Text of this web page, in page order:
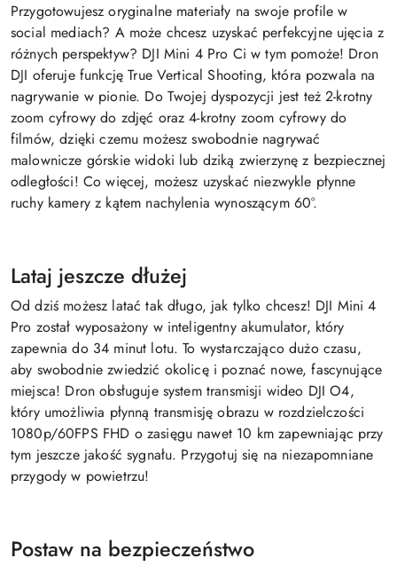
Przygotowujesz oryginalne materiały na swoje profile w
social mediach? A może chcesz uzyskać perfekcyjne ujęcia z
różnych perspektyw? DJI Mini 4 Pro Ci w tym pomoże! Dron
DJI oferuje funkcję True Vertical Shooting, która pozwala na
nagrywanie w pionie. Do Twojej dyspozycji jest też 2-krotny
zoom cyfrowy do zdjęć oraz 4-krotny zoom cyfrowy do
filmów, dzięki czemu możesz swobodnie nagrywać
malownicze górskie widoki lub dziką zwierzynę z bezpiecznej
odległości! Co więcej, możesz uzyskać niezwykle płynne
ruchy kamery z kątem nachylenia wynoszącym 60°.
Lataj jeszcze dłużej
Od dziś możesz latać tak długo, jak tylko chcesz! DJI Mini 4
Pro został wyposażony w inteligentny akumulator, który
zapewnia do 34 minut lotu. To wystarczająco dużo czasu,
aby swobodnie zwiedzić okolicę i poznać nowe, fascynujące
miejsca! Dron obsługuje system transmisji wideo DJI O4,
który umożliwia płynną transmisję obrazu w rozdzielczości
1080p/60FPS FHD o zasięgu nawet 10 km zapewniając przy
tym jeszcze jakość sygnału. Przygotuj się na niezapomniane
przygody w powietrzu!
Postaw na bezpieczeństwo